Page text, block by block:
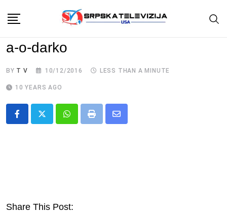
a-o-darko
BY T V 10/12/2016 LESS THAN A MINUTE
10 YEARS AGO
Whatsapp
Print
Share
Share This Post: